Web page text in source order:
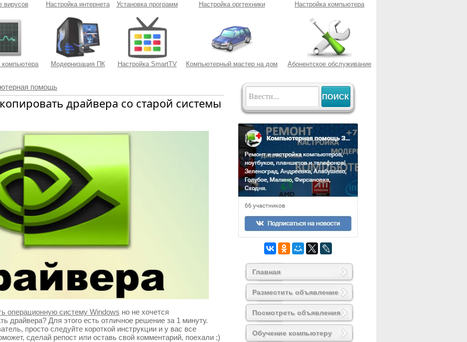
вирусов Настройка интернета Установка программ Настройка оргтехники Настройка компьютера
компьютера Модернизация ПК Настройка SmartTV Компьютерный мастер на дом Абонентское обслуживание
помощь
драйвера со старой системы
операционную систему Windows но не хочется
драйвера? Для этого есть отличное решение за 1 минуту.
просто следуйте короткой инструкции и у вас все
сделай репост или оставь свой комментарий, поехали ;)
Главная
Разместить объявление
Посмотреть объявления
Обучение компьютеру